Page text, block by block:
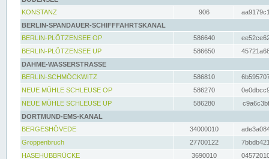
KONSTANZ
906
BERLIN-SPANDAUER-SCHIFFFAHRTSKANAL
BERLIN-PLÖTZENSEE OP
586640
BERLIN-PLÖTZENSEE UP
586650
DAHME-WASSERSTRASSE
BERLIN-SCHMÖCKWITZ
586810
NEUE MÜHLE SCHLEUSE OP
586270
NEUE MÜHLE SCHLEUSE UP
586280
DORTMUND-EMS-KANAL
BERGESHÖVEDE
34000010
Groppenbruch
27700122
HASEHUBBRÜCKE
3690010